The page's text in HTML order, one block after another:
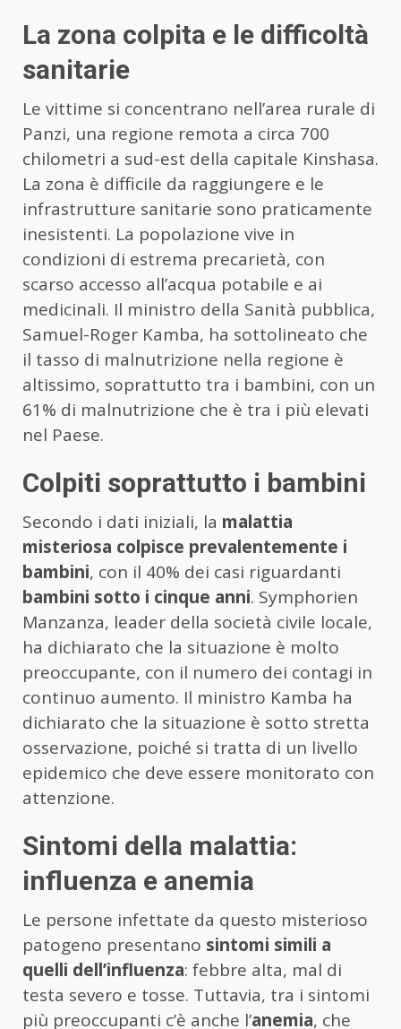
La zona colpita e le difficoltà
sanitarie
Le vittime si concentrano nell’area rurale di
Panzi, una regione remota a circa 700
chilometri a sud-est della capitale Kinshasa.
La zona è difficile da raggiungere e le
infrastrutture sanitarie sono praticamente
inesistenti. La popolazione vive in
condizioni di estrema precarietà, con
scarso accesso all’acqua potabile e ai
medicinali. Il ministro della Sanità pubblica,
Samuel-Roger Kamba, ha sottolineato che
il tasso di malnutrizione nella regione è
altissimo, soprattutto tra i bambini, con un
61% di malnutrizione che è tra i più elevati
nel Paese.
Colpiti soprattutto i bambini
Secondo i dati iniziali, la malattia
misteriosa colpisce prevalentemente i
bambini, con il 40% dei casi riguardanti
bambini sotto i cinque anni. Symphorien
Manzanza, leader della società civile locale,
ha dichiarato che la situazione è molto
preoccupante, con il numero dei contagi in
continuo aumento. Il ministro Kamba ha
dichiarato che la situazione è sotto stretta
osservazione, poiché si tratta di un livello
epidemico che deve essere monitorato con
attenzione.
Sintomi della malattia:
influenza e anemia
Le persone infettate da questo misterioso
patogeno presentano sintomi simili a
quelli dell’influenza: febbre alta, mal di
testa severo e tosse. Tuttavia, tra i sintomi
più preoccupanti c’è anche l’anemia, che